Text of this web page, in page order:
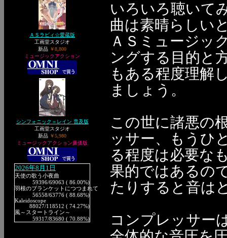
ＡＳラビィ☆愛蔵版
工画堂スタジオ
新品 ￥8,800
ミュージックアクション
シンフォニック＝レイン 普及版
工画堂スタジオ
新品 ￥5,980
ミュージックアクション廉価版
2026年8月1日
天使の歌う小夜曲
59396/69063 ( 86.00%)
羽根のブランケットにつつまれて
56558/63776 ( 88.68%)
Kaleidoscope
88027/118512 ( 74.27%)
風～スタートライン～
59317/83680 ( 70.88%)
いろいろ聴いて
曲は素晴らしい
ＡＳミュージッ
ングする目的と
もある程度理解
ましょう。
この世に諸悪の
ッサー、もうひ
る程度は必要な
果的ではあるの
たりすると音は
コンプレッサー